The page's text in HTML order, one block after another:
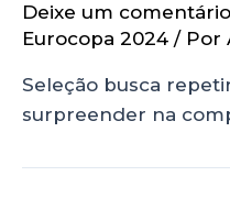
Deixe um comentário
Eurocopa 2024 / Por
Seleção busca
surpreender na